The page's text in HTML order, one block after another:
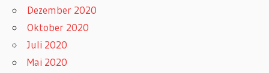
Dezember 2020
Oktober 2020
Juli 2020
Mai 2020